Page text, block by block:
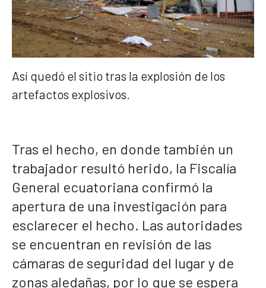
Así quedó el sitio tras la explosión de los
artefactos explosivos.
Tras el hecho, en donde también un
trabajador resultó herido, la Fiscalía
General ecuatoriana confirmó la
apertura de una investigación para
esclarecer el hecho. Las autoridades
se encuentran en revisión de las
cámaras de seguridad del lugar y de
zonas aledañas, por lo que se espera